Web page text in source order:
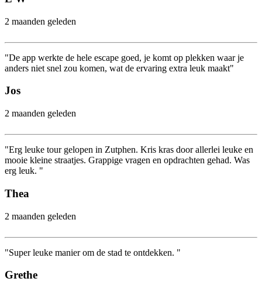
2 maanden geleden
"De app werkte de hele escape goed, je komt op plekken waar je
anders niet snel zou komen, wat de ervaring extra leuk maakt"
Jos
2 maanden geleden
"Erg leuke tour gelopen in Zutphen. Kris kras door allerlei leuke en
mooie kleine straatjes. Grappige vragen en opdrachten gehad. Was
erg leuk. "
Thea
2 maanden geleden
"Super leuke manier om de stad te ontdekken. "
Grethe